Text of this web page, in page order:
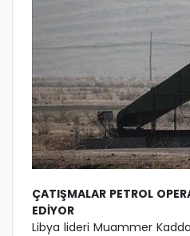
ÇATIŞMALAR PETROL
EDİYOR
Libya lideri Muammer